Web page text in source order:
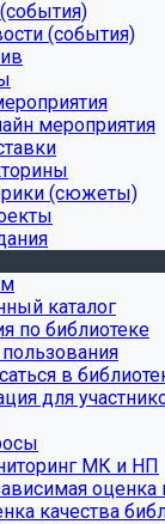
(события)
мероприятия
(сюжеты)
каталог
по библиотеке
в
для
МК и НП
оценка
качества